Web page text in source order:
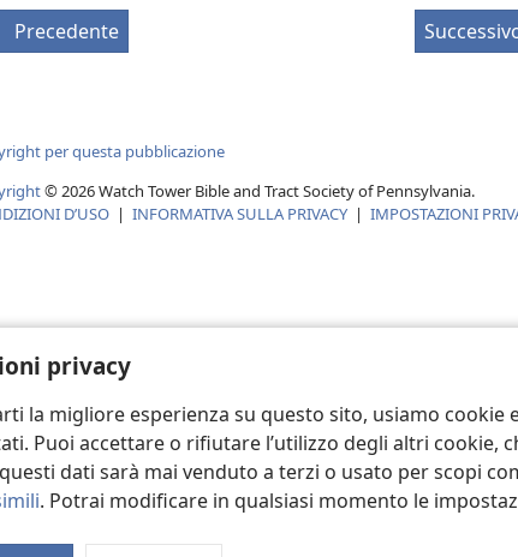
privacy
la migliore esperienza su questo sito, usiamo
Puoi accettare o rifiutare l’utilizzo degli altri
dati sarà mai venduto a terzi o usato per scopi
. Potrai modificare in qualsiasi momento le
Precedente
per questa pubblicazione
©2026Watch Tower Bible and Tract Society of Pennsylvania.
D’USO | INFORMATIVA SULLA PRIVACY | IMPOSTAZIONI